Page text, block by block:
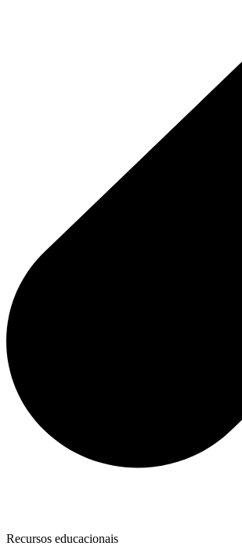
Recursos educacionais